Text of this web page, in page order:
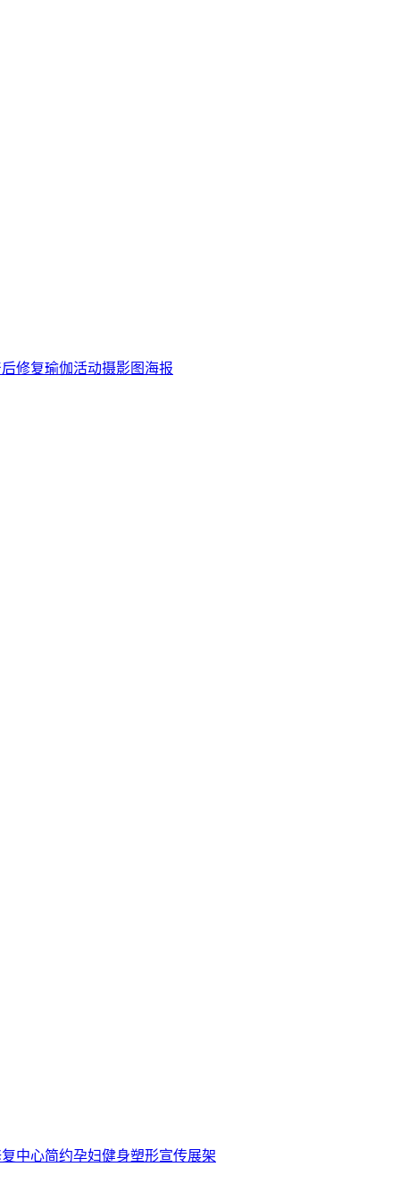
修复瑜伽活动摄影图海报
中心简约孕妇健身塑形宣传展架